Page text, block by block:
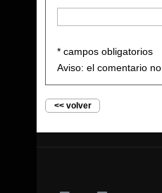
* campos obligatorios
Aviso: el comentario
<< volver